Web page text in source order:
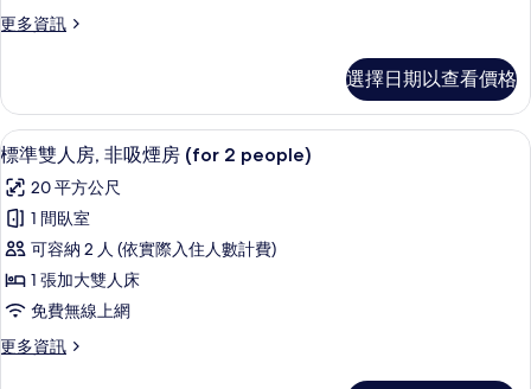
非
煙
房
(Housekeeping
Once
Every
3
Days)
的
所
有
更多資訊
更
單
人
房,
吸
煙
房
(Housekeeping
Once
Every
Days)
選擇日期以查看價格
顯
示
標
準
雙
人
非
高級寢具、羽絨被、客房內保險箱、
7
標準雙人房, 非吸煙房 (for 2 people)
20 平方公尺
1 間臥室
可容納 2 人 (依實際入住人數計費)
1 張加大雙人床
免費無線上網
更多資訊
更